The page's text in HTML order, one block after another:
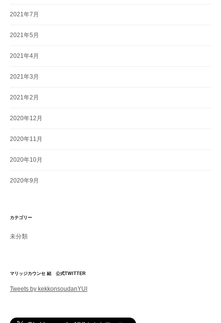
2021年7月
2021年5月
2021年4月
2021年3月
2021年2月
2020年12月
2020年11月
2020年10月
2020年9月
カテゴリー
未分類
マリッジカウンセ 結 公式TWITTER
Tweets by kekkonsoudanYUI